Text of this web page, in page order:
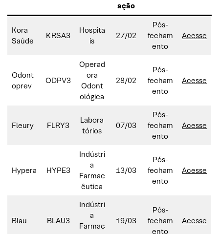
ação
Kora
Saúde
KRSA3
Hospita
is
27/02
Pós-
fecham
ento
Acesse
Odont
oprev
ODPV3
Operad
ora
Odont
ológica
28/02
Pós-
fecham
ento
Acesse
Fleury FLRY3
Labora
tórios
07/03
Pós-
fecham
ento
Acesse
Hypera HYPE3
Indústri
a
Farmac
êutica
13/03
Pós-
fecham
ento
Acesse
Blau BLAU3
Indústri
a
Farmac
19/03
Pós-
fecham
ento
Acesse